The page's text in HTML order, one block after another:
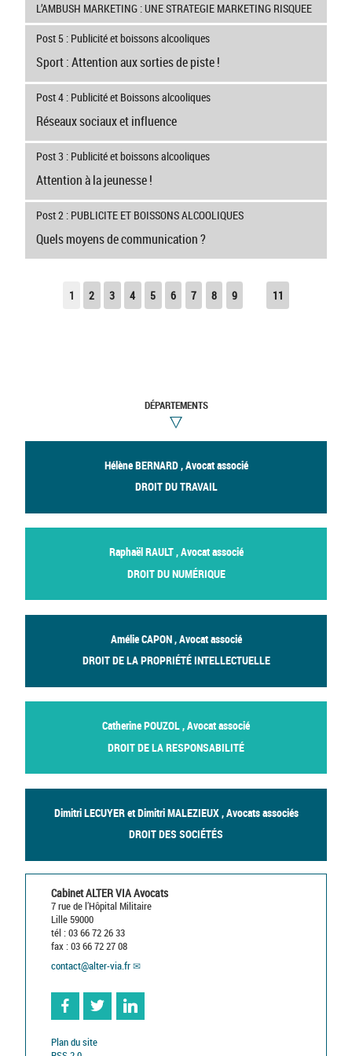
L’AMBUSH MARKETING : UNE STRATEGIE MARKETING RISQUEE
Post 5 : Publicité et boissons alcooliques
Sport : Attention aux sorties de piste !
Post 4 : Publicité et Boissons alcooliques
Réseaux sociaux et influence
Post 3 : Publicité et boissons alcooliques
Attention à la jeunesse !
Post 2 : PUBLICITE ET BOISSONS ALCOOLIQUES
Quels moyens de communication ?
1 2 3 4 5 6 7 8 9 11
DÉPARTEMENTS
Hélène BERNARD , Avocat associé
DROIT DU TRAVAIL
Raphaël RAULT , Avocat associé
DROIT DU NUMÉRIQUE
Amélie CAPON , Avocat associé
DROIT DE LA PROPRIÉTÉ INTELLECTUELLE
Catherine POUZOL , Avocat associé
DROIT DE LA RESPONSABILITÉ
Dimitri LECUYER et Dimitri MALEZIEUX , Avocats associés
DROIT DES SOCIÉTÉS
Cabinet ALTER VIA Avocats
7 rue de l’Hôpital Militaire
Lille 59000
tél : 03 66 72 26 33
fax : 03 66 72 27 08
contact@alter-via.fr
FacebookTwitter
Plan du site